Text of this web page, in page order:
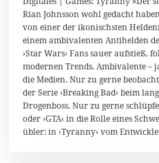
.
M
ä
r
2
0
1
9
Rian Johnsson wohl gedacht
von einer der ikonischsten
einem ambivalenten Antihelden
›Star Wars‹ Fans sauer aufstieß,
modernen Trends. Ambivalente –
die Medien. Nur zu gerne
der Serie ›Breaking Bad‹ beim
Drogenboss. Nur zu gerne
oder ›GTA‹ in die Rolle eines
übler: in ›Tyranny‹ vom